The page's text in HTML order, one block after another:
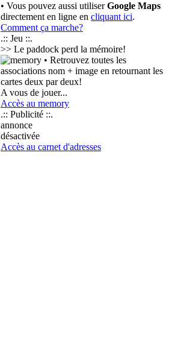
• Vous pouvez aussi utiliserGoogle Maps
directement en ligne en cliquant ici.
Comment ça marche?
.:: Jeu ::.
>> Le paddock perd la mémoire!
• Retrouvez toutes les
associations nom + image en retournant les
cartes deux par deux!
A vous de jouer...
Accès au memory
.:: Publicité ::.
annonce
désactivée
Accès au carnet d'adresses